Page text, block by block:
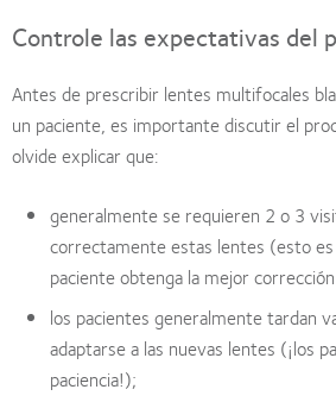
Controle las expectativas del
Antes de prescribir lentes multifocales
un paciente, es importante discutir el
olvide explicar que:
generalmente se requieren 2 o 3
correctamente estas lentes (esto
paciente obtenga la mejor
los pacientes generalmente tardan
adaptarse a las nuevas lentes (¡los
paciencia!);